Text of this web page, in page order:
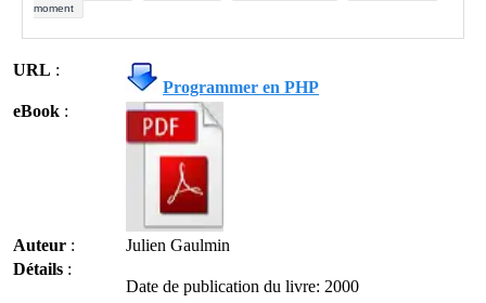
moment
URL :
Programmer en PHP
eBook :
Auteur :
Julien Gaulmin
Détails :
Date de publication du livre: 2000